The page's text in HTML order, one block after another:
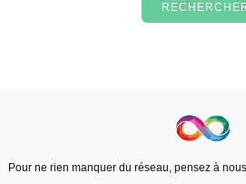
Pour ne rien manquer du réseau, pensez à